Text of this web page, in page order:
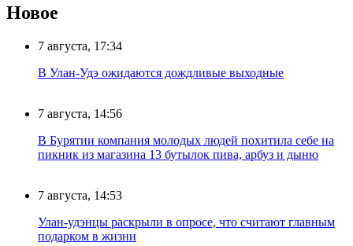
Новое
7 августа, 17:34
В Улан-Удэ ожидаются дождливые выходные
7 августа, 14:56
В Бурятии компания молодых людей похитила себе на
пикник из магазина 13 бутылок пива, арбуз и дыню
7 августа, 14:53
Улан-удэнцы раскрыли в опросе, что считают главным
подарком в жизни